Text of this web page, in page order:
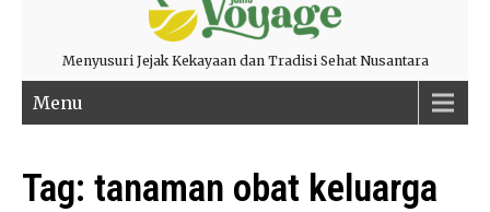
Menyusuri Jejak Kekayaan dan Tradisi Sehat Nusantara
Menu
Tag: tanaman obat keluarga